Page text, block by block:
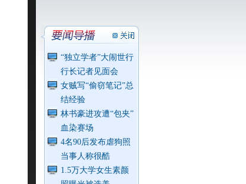
“独立学者”大闹世行
行长记者见面会
女贼写“偷窃笔记”总
结经验
林书豪进攻遭“包夹”
血染赛场
4名90后发布虐狗照
当事人称很酷
1.5万大学女生素颜